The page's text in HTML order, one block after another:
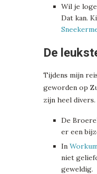
Wil je
Dat kan.
De
Tijdens mijn
geworden op
zijn heel
De
er een
In
niet
geweldig.